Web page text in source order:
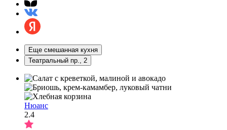
Еще смешанная кухня
Театральный пр., 2
Нюанс
2.4